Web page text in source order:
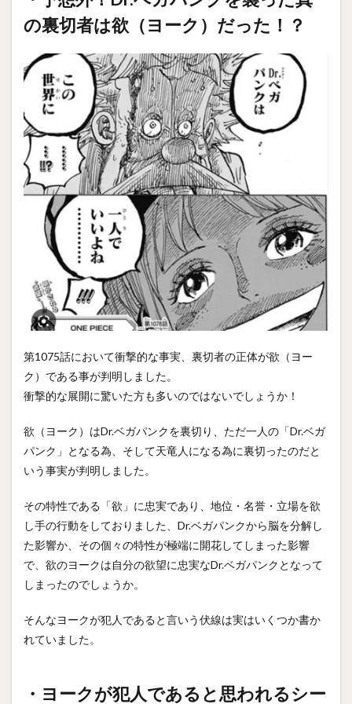
の裏切者は欲（ヨーク）だった！？
第1075話において衝撃的な事実、裏切者の正体が欲（ヨー
ク）である事が判明しました。
衝撃的な展開に驚いた方も多いのではないでしょうか！
欲（ヨーク）はDr.ベガパンクを裏切り、ただ一人の「Dr.ベガ
パンク」となる為、そして天竜人になる為に裏切ったのだと
いう事実が判明しました。
その特性である「欲」に忠実であり、地位・名誉・立場を欲
し手の行動をしておりました、Dr.ベガパンクから脳を分解し
た影響か、その個々の特性が極端に開花してしまった影響
で、欲のヨークは自分の欲望に忠実なDr.ベガパンクとなって
しまったのでしょうか。
そんなヨークが犯人であると言いう伏線は実はいくつか書か
れていました。
・ヨークが犯人であると思われるシー